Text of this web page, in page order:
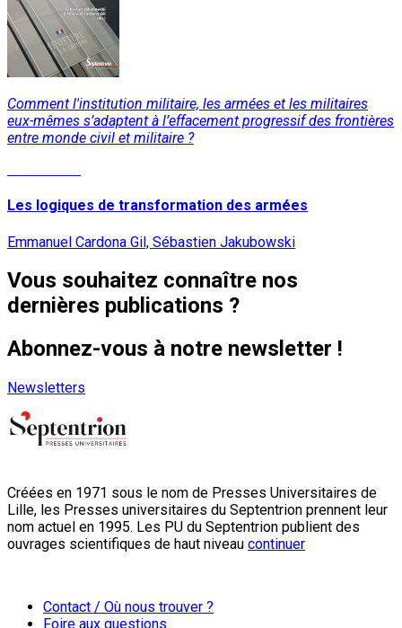
Comment l'institution militaire, les armées et les militaires
eux-mêmes s’adaptent à l’effacement progressif des frontières
entre monde civil et militaire ?
Les logiques de transformation des armées
Emmanuel Cardona Gil, Sébastien Jakubowski
Vous souhaitez connaître nos
dernières publications ?
Abonnez-vous à notre newsletter !
Newsletters
Créées en 1971 sous le nom de Presses Universitaires de
Lille, les Presses universitaires du Septentrion prennent leur
nom actuel en 1995. Les PU du Septentrion publient des
ouvrages scientifiques de haut niveau continuer
Contact / Où nous trouver ?
Foire aux questions